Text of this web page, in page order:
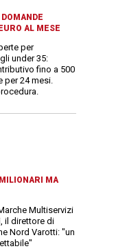
AL MESE
per
under 35:
fino a 500
per 24 mesi.
MA
Multiservizi
il direttore di
Nord Varotti: "un